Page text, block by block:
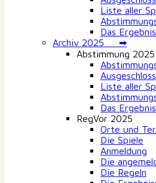
Liste aller
Das Ergebnis
Archiv 2025 ➡
Abstimmung 2025
Liste aller
Das Ergebnis
RegVor 2025
Orte und
Die Spiele
Anmeldung
Die
Die Regeln